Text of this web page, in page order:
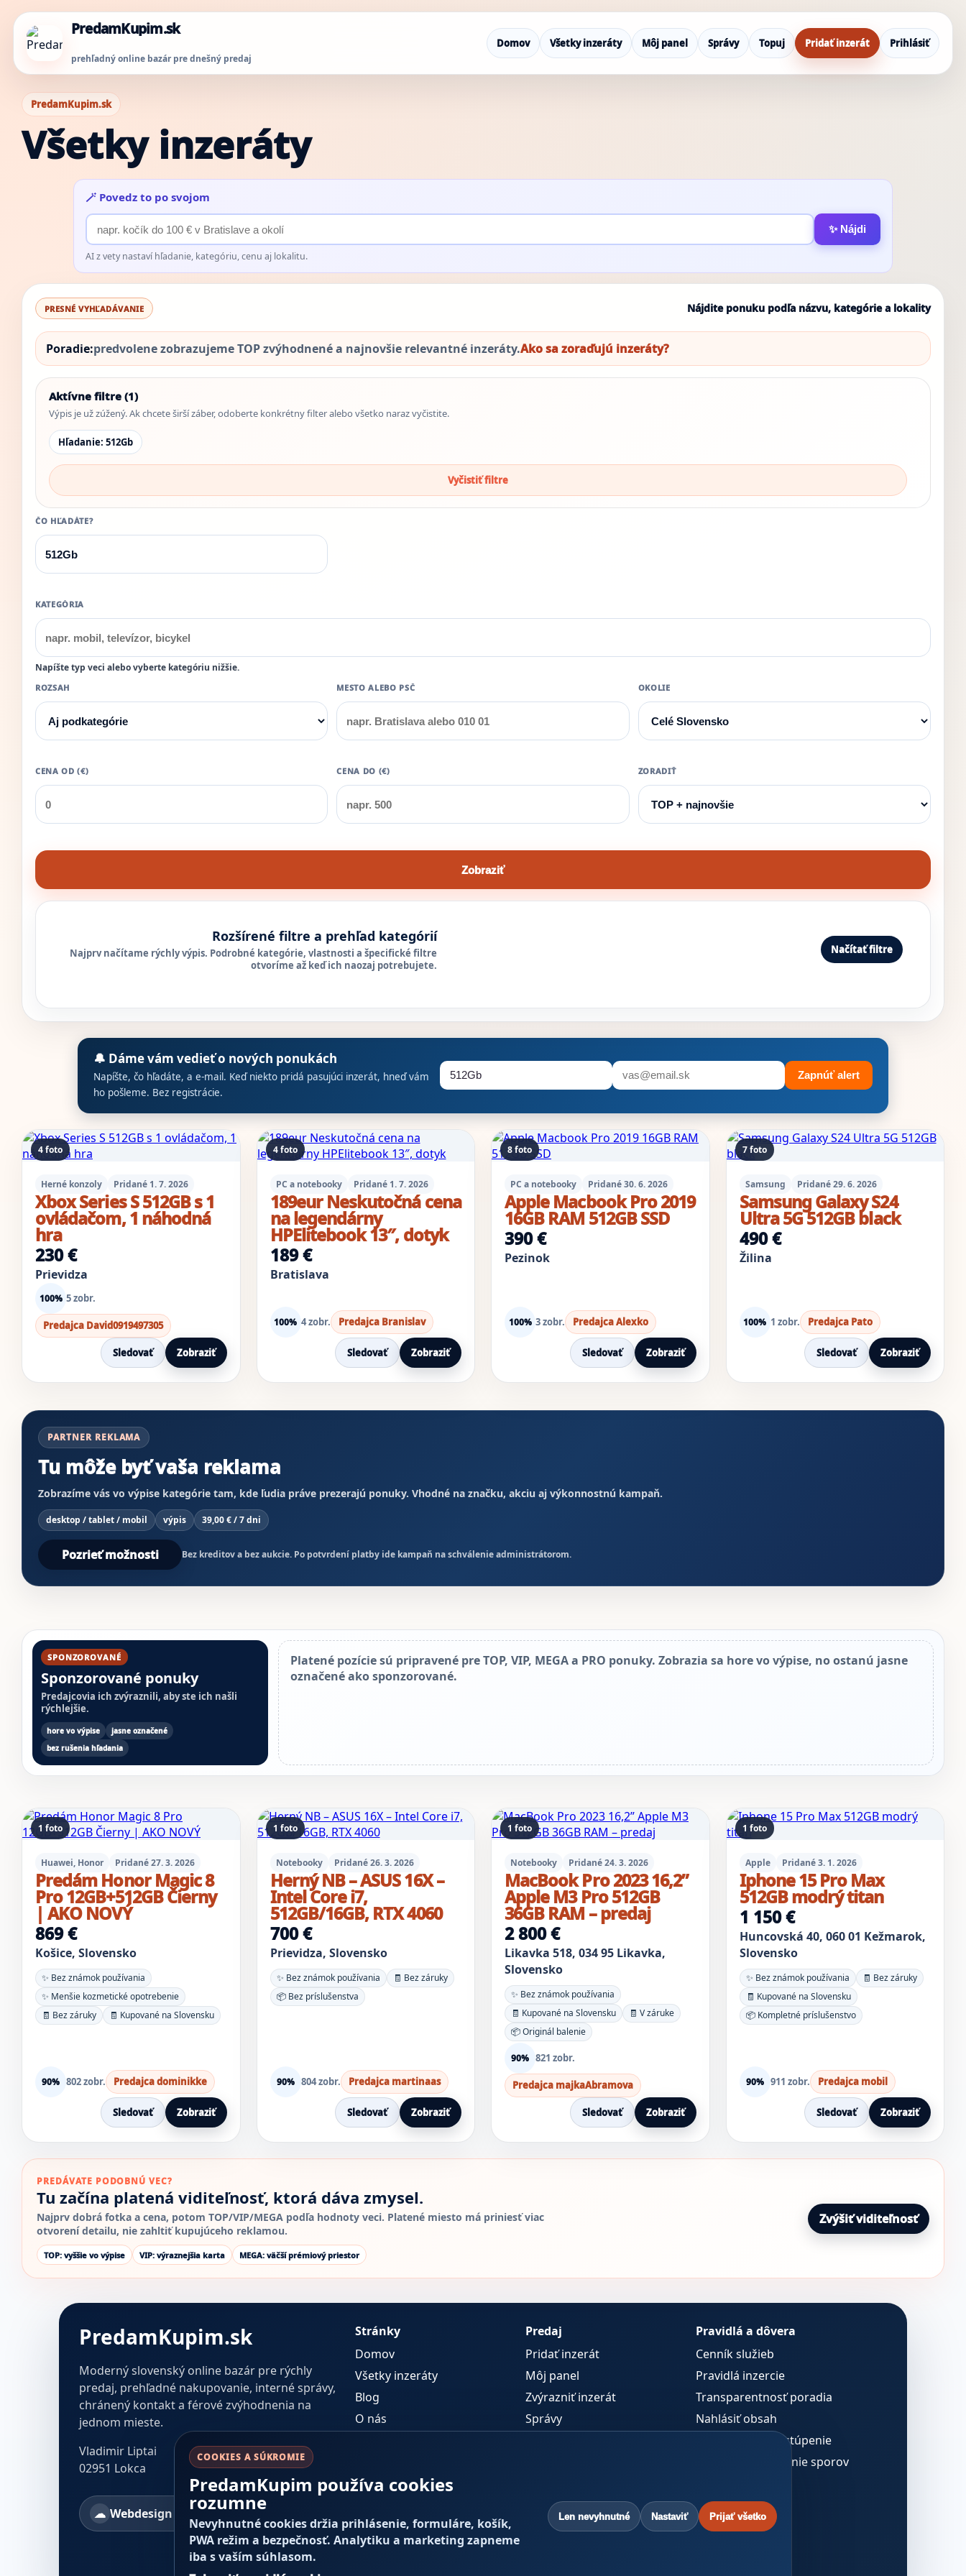
PredamKupim.sk
prehľadný online bazár pre dnešný predaj
Domov Všetky inzeráty Môj panel Správy Topuj Pridať inzerát Prihlásiť
PredamKupim.sk
Všetky inzeráty
🪄 Povedz to po svojom
✨ Nájdi
AI z vety nastaví hľadanie, kategóriu, cenu aj lokalitu.
PRESNÉ VYHĽADÁVANIE Nájdite ponuku podľa názvu, kategórie a lokality
Poradie:predvolene zobrazujeme TOP zvýhodnené a najnovšie relevantné inzeráty.Ako sa zoraďujú inzeráty?
Aktívne filtre (1)
Výpis je už zúžený. Ak chcete širší záber, odoberte konkrétny filter alebo všetko naraz vyčistite.
Hľadanie: 512Gb
Vyčistiť filtre
ČO HĽADÁTE?
KATEGÓRIA
Napíšte typ veci alebo vyberte kategóriu nižšie.
ROZSAH MESTO ALEBO PSČ OKOLIE
CENA OD (€) CENA DO (€) ZORADIŤ
Zobraziť
Rozšírené filtre a prehľad kategórií
Najprv načítame rýchly výpis. Podrobné kategórie, vlastnosti a špecifické filtre
otvoríme až keď ich naozaj potrebujete.
Načítať filtre
🔔 Dáme vám vedieť o nových ponukách
Napíšte, čo hľadáte, a e-mail. Keď niekto pridá pasujúci inzerát, hneď vám
ho pošleme. Bez registrácie.
Zapnúť alert
Výsledky inzerátov
4 foto
Herné konzoly Pridané 1. 7. 2026
Xbox Series S 512GB s 1
ovládačom, 1 náhodná
hra
230 €
Prievidza
100% 5 zobr.
Predajca David0919497305
Sledovať Zobraziť
4 foto
PC a notebooky Pridané 1. 7. 2026
189eur Neskutočná cena
na legendárny
HPElitebook 13″, dotyk
189 €
Bratislava
100% 4 zobr. Predajca Branislav
Sledovať Zobraziť
8 foto
PC a notebooky Pridané 30. 6. 2026
Apple Macbook Pro 2019
16GB RAM 512GB SSD
390 €
Pezinok
100% 3 zobr. Predajca Alexko
Sledovať Zobraziť
7 foto
Samsung Pridané 29. 6. 2026
Samsung Galaxy S24
Ultra 5G 512GB black
490 €
Žilina
100% 1 zobr. Predajca Pato
Sledovať Zobraziť
PARTNER REKLAMA
Tu môže byť vaša reklama
Zobrazíme vás vo výpise kategórie tam, kde ľudia práve prezerajú ponuky. Vhodné na značku, akciu aj výkonnostnú kampaň.
desktop / tablet / mobil výpis 39,00 € / 7 dni
Pozrieť možnosti Bez kreditov a bez aukcie. Po potvrdení platby ide kampaň na schválenie administrátorom.
SPONZOROVANÉ
Sponzorované ponuky
Predajcovia ich zvýraznili, aby ste ich našli
rýchlejšie.
hore vo výpise
jasne označené
bez rušenia hľadania
Platené pozície sú pripravené pre TOP, VIP, MEGA a PRO ponuky. Zobrazia sa hore vo výpise, no ostanú jasne
označené ako sponzorované.
1 foto
Huawei, Honor Pridané 27. 3. 2026
Predám Honor Magic 8
Pro 12GB+512GB Čierny
| AKO NOVÝ
869 €
Košice, Slovensko
✨ Bez známok používania
✨ Menšie kozmetické opotrebenie
🧾 Bez záruky
🧾 Kupované na Slovensku
90% 802 zobr. Predajca dominikke
Sledovať Zobraziť
1 foto
Notebooky Pridané 26. 3. 2026
Herný NB – ASUS 16X –
Intel Core i7,
512GB/16GB, RTX 4060
700 €
Prievidza, Slovensko
✨ Bez známok používania
🧾 Bez záruky
📦 Bez príslušenstva
90% 804 zobr. Predajca martinaas
Sledovať Zobraziť
1 foto
Notebooky Pridané 24. 3. 2026
MacBook Pro 2023 16,2”
Apple M3 Pro 512GB
36GB RAM – predaj
2 800 €
Likavka 518, 034 95 Likavka,
Slovensko
✨ Bez známok používania
🧾 Kupované na Slovensku
🧾 V záruke
📦 Originál balenie
90% 821 zobr.
Predajca majkaAbramova
Sledovať Zobraziť
1 foto
Apple Pridané 3. 1. 2026
Iphone 15 Pro Max
512GB modrý titan
1 150 €
Huncovská 40, 060 01 Kežmarok,
Slovensko
✨ Bez známok používania
🧾 Bez záruky
🧾 Kupované na Slovensku
📦 Kompletné príslušenstvo
90% 911 zobr. Predajca mobil
Sledovať Zobraziť
PREDÁVATE PODOBNÚ VEC?
Tu začína platená viditeľnosť, ktorá dáva zmysel.
Najprv dobrá fotka a cena, potom TOP/VIP/MEGA podľa hodnoty veci. Platené miesto má priniesť viac
otvorení detailu, nie zahltiť kupujúceho reklamou.
TOP: vyššie vo výpise VIP: výraznejšia karta MEGA: väčší prémiový priestor
Zvýšiť viditeľnosť
PredamKupim.sk
Moderný slovenský online bazár pre rýchly
predaj, prehľadné nakupovanie, interné správy,
chránený kontakt a férové zvýhodnenia na
jednom mieste.
Vladimir Liptai
02951 Lokca
Webdesign a SEO od CottonCloud
Stránky
Domov
Všetky inzeráty
Blog
O nás
Právne informácie
Ochrana osobných údajov
Cookies
Predaj
Pridať inzerát
Môj panel
Zvýrazniť inzerát
Správy
Pravidlá a dôvera
Cenník služieb
Pravidlá inzercie
Transparentnosť poradia
Nahlásiť obsah
Reklamácie a odstúpenie
Alternatívne riešenie sporov
COOKIES A SÚKROMIE
PredamKupim používa cookies
rozumne
Nevyhnutné cookies držia prihlásenie, formuláre, košík,
PWA režim a bezpečnosť. Analytiku a marketing zapneme
iba s vaším súhlasom.
Len nevyhnutné Nastaviť Prijať všetko